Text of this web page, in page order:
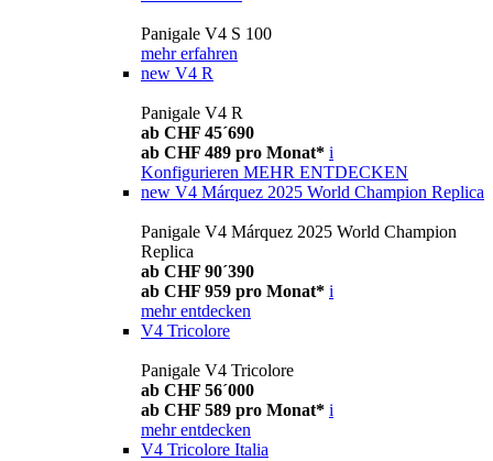
Panigale V4 S 100
mehr erfahren
new V4 R
Panigale V4 R
ab CHF 45´690
ab CHF 489 pro Monat* i
Konfigurieren MEHR ENTDECKEN
new V4 Márquez 2025 World Champion Replica
Panigale V4 Márquez 2025 World Champion
Replica
ab CHF 90´390
ab CHF 959 pro Monat* i
mehr entdecken
V4 Tricolore
Panigale V4 Tricolore
ab CHF 56´000
ab CHF 589 pro Monat* i
mehr entdecken
V4 Tricolore Italia